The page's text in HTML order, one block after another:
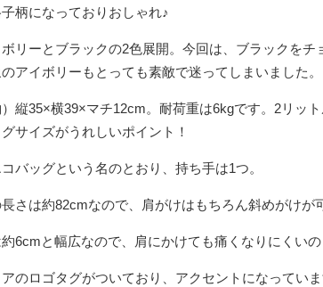
柄になっておりおしゃれ♪
リーとブラックの2色展開。今回は、ブラックをチ
アイボリーもとっても素敵で迷ってしまいました。
縦35×横39×マチ12cm。耐荷重は6kgです。2リッ
サイズがうれしいポイント！
バッグという名のとおり、持ち手は1つ。
さは約82cmなので、肩がけはもちろん斜めがけが
6cmと幅広なので、肩にかけても痛くなりにくいの
のロゴタグがついており、アクセントになっていま